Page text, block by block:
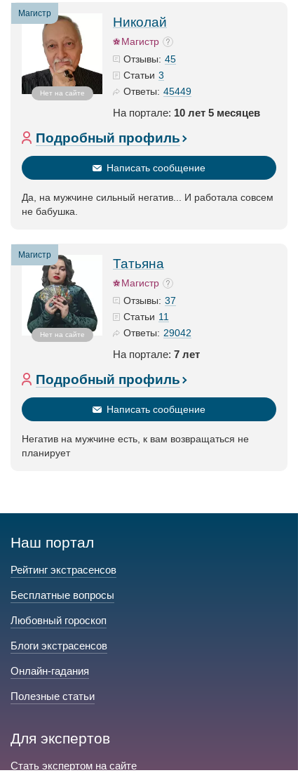
Магистр
Нет на сайте
Николай
Магистр
Отзывы: 45
Статьи 3
Ответы: 45449
На портале: 10 лет 5 месяцев
Подробный профиль
Написать сообщение
Да, на мужчине сильный негатив... И работала совсем
не бабушка.
Магистр
Нет на сайте
Татьяна
Магистр
Отзывы: 37
Статьи 11
Ответы: 29042
На портале: 7 лет
Подробный профиль
Написать сообщение
Негатив на мужчине есть, к вам возвращаться не
планирует
Наш портал
Рейтинг экстрасенсов
Бесплатные вопросы
Любовный гороскоп
Блоги экстрасенсов
Онлайн-гадания
Полезные статьи
Для экспертов
Стать экспертом на сайте